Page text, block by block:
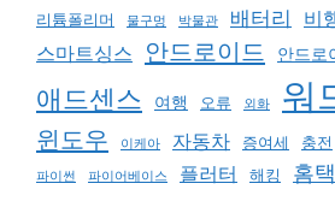
리튬폴리머 물구멍 박물관 배터리 비
스마트싱스
안드로이드 안드로
애드센스 여행 오류 외화 워
윈도우 이케아 자동차 증여세 충전
파이썬 파이어베이스 플러터 해킹 홈